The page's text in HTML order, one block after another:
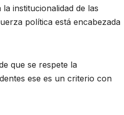
institucionalidad de las
política está encabezada
que se respete la
ese es un criterio con